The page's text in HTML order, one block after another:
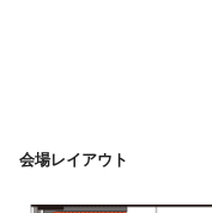
会場レイアウト